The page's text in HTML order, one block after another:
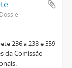
Dossiê
236 a 238 e 359
da Comissão